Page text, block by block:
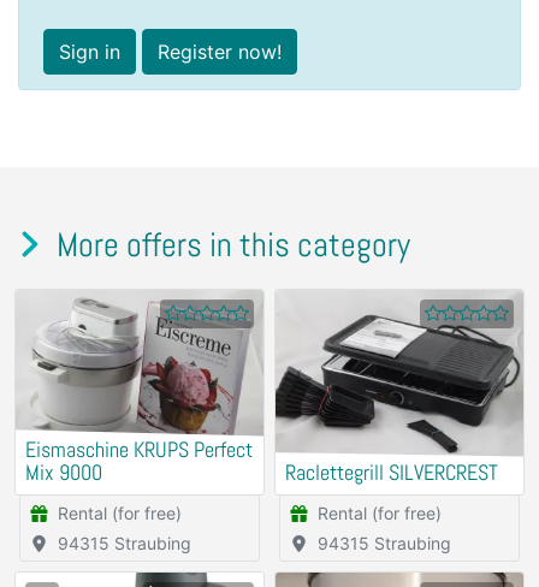
Sign in Register now!
More offers in this category
Eismaschine KRUPS Perfect
Mix 9000
Rental (for free)
94315 Straubing
Raclettegrill SILVERCREST
Rental (for free)
94315 Straubing